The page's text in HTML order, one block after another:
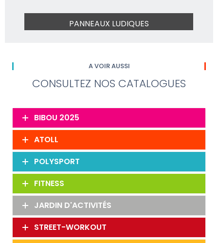
PANNEAUX LUDIQUES
A VOIR AUSSI
CONSULTEZ NOS CATALOGUES
BIBOU 2025
ATOLL
POLYSPORT
FITNESS
JARDIN D'ACTIVITÉS
STREET-WORKOUT